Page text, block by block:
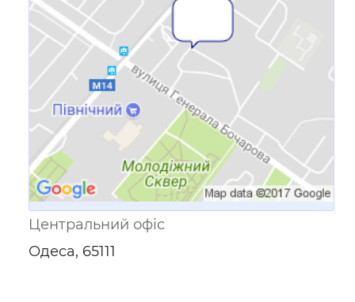
Посилання для мобільних
пристроїв
Центральний офіс
Одеса, 65111